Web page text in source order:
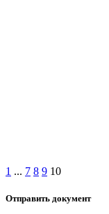
1 ... 7 8 9 10
Отправить документ